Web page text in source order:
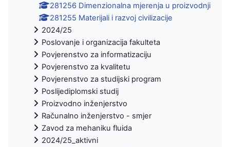
281256 Dimenzionalna mjerenja u proizvodnji
281255 Materijali i razvoj civilizacije
2024/25
Poslovanje i organizacija fakulteta
Povjerenstvo za informatizaciju
Povjerenstvo za kvalitetu
Povjerenstvo za studijski program
Poslijediplomski studij
Proizvodno inženjerstvo
Računalno inženjerstvo - smjer
Zavod za mehaniku fluida
2024/25_aktivni